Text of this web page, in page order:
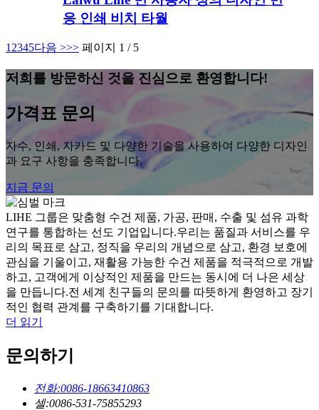
응 인쇄 비치 타월
1 2345다음 >>> 페이지 1 / 5
저희를 방문하신 것을 진심으로 환영합니다!
가격표 문의
자수, 인쇄, 자카드 및 다양한 기술을 사용하여 다양한 디자인
과 요구 사항을 충족합니다.
지금 문의
LIHE 그룹은 맞춤형 수건 제품, 가공, 판매, 수출 및 섬유 과학
연구를 통합하는 선도 기업입니다.우리는 품질과 서비스를 우
리의 목표로 삼고, 정직을 우리의 개념으로 삼고, 환경 보호에
관심을 기울이고, 재활용 가능한 수건 제품을 적극적으로 개발
하고, 고객에게 이상적인 제품을 만드는 동시에 더 나은 세상
을 만듭니다.전 세계 친구들의 문의를 따뜻하게 환영하고 장기
적인 협력 관계를 구축하기를 기대합니다.
더 읽기
문의하기
전화:0086-18663410863
셀:0086-531-75855293